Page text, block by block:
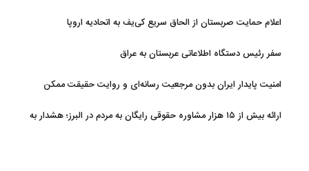
اعلام حمایت صربستان از الحاق سریع کی‌یف به اتحادیه اروپا
سفر رئیس دستگاه اطلاعاتی عربستان به عراق
امنیت پایدار ایران بدون مرجعیت رسانه‌ای و روایت حقیقت ممکن
ارائه بیش از ۱۵ هزار مشاوره حقوقی رایگان به مردم در البرز؛ هشدار به